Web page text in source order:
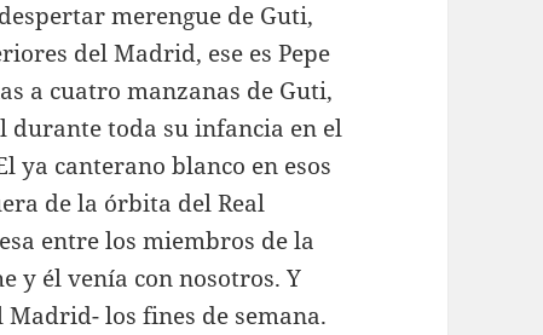
merengue de Guti,
del Madrid, ese es Pepe
a cuatro manzanas de Guti,
durante toda su infancia en el
ya canterano blanco en esos
de la órbita del Real
entre los miembros de la
y él venía con nosotros. Y
los fines de semana.